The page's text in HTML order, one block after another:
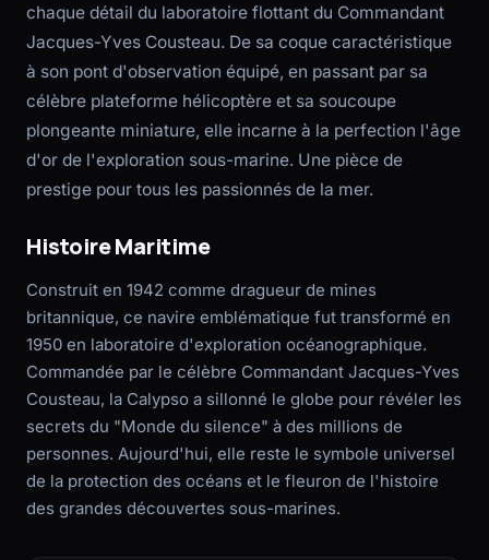
chaque détail du laboratoire flottant du Commandant
Jacques-Yves Cousteau. De sa coque caractéristique
à son pont d'observation équipé, en passant par sa
célèbre plateforme hélicoptère et sa soucoupe
plongeante miniature, elle incarne à la perfection l'âge
d'or de l'exploration sous-marine. Une pièce de
prestige pour tous les passionnés de la mer.
Histoire Maritime
Construit en 1942 comme dragueur de mines
britannique, ce navire emblématique fut transformé en
1950 en laboratoire d'exploration océanographique.
Commandée par le célèbre Commandant Jacques-Yves
Cousteau, la Calypso a sillonné le globe pour révéler les
secrets du "Monde du silence" à des millions de
personnes. Aujourd'hui, elle reste le symbole universel
de la protection des océans et le fleuron de l'histoire
des grandes découvertes sous-marines.